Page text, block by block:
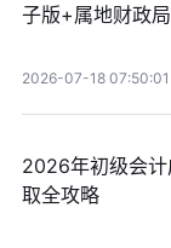
子版+属地财政
2026-07-18 07:50:01
2026年初级会
取全攻略